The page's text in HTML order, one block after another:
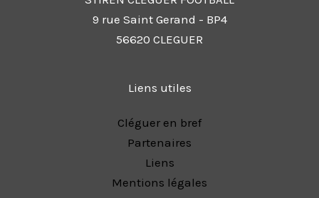
9 rue Saint Gerand - BP4
56620 CLEGUER
Liens utiles
Cléguer en bref
Partenaires
Liens
Mentions légales